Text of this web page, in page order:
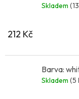
Skladem
212 Kč
Barva:
Skladem (5